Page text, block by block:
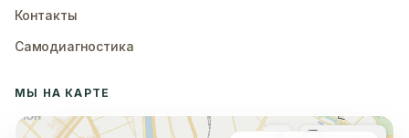
Контакты
Самодиагностика
МЫ НА КАРТЕ